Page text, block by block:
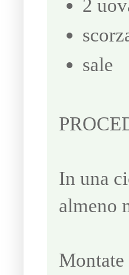
2
sale
In una
almeno